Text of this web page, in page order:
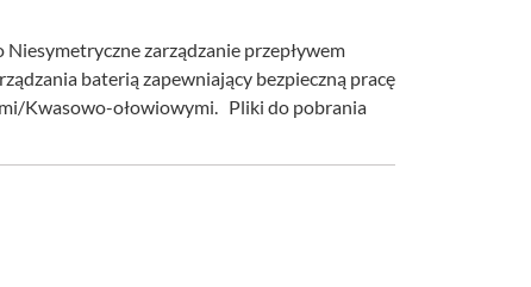
zarządzanie przepływem
baterią zapewniający bezpieczną pracę
Kwasowo-ołowiowymi. Pliki do pobrania